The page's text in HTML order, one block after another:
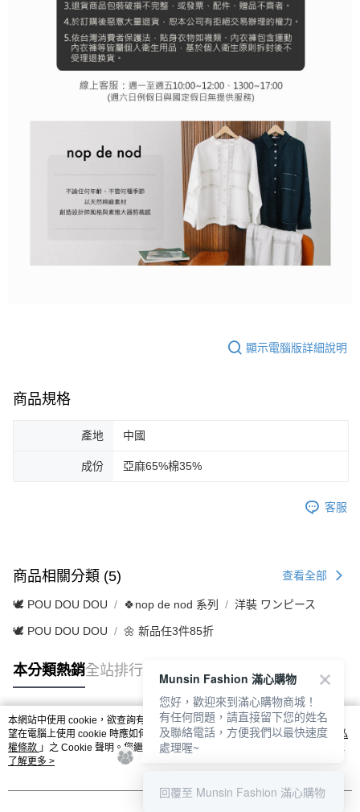
顯示電腦版詳細說明
商品規格
產地 中國
成份 亞麻65%棉35%
客服
商品相關分類 (5) 查看全部
🕊️ POU DOU DOU 🍀nop de nod 系列 洋裝 ワンピース
🕊️ POU DOU DOU 🌼 新品任3件85折
本分類熱銷全站排行
熱門標籤
本網站中使用 cookie，欲查詢有關本網站使用 cookie 方式之詳情，及若您不希
望在電腦上使用 cookie 時應如何變更電腦的 cookie 設定，請參閱本網站「
隱私
權條款 」之 Cookie 聲明。您繼續使用本網站即表示您同意本公司得按本網站使
用條款之 Cookie 聲明使用 cookie。
了解更多 >
Munsin Fashion 滿心購物
您好，歡迎來到滿心購物商城！
有任何問題，請直接留下您的姓名
及聯絡電話，方便我們以最快速度
處理喔~
回覆至 Munsin Fashion 滿心購物